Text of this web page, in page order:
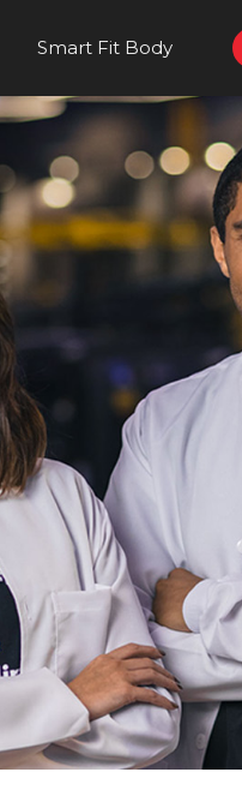
Smart Fit Body